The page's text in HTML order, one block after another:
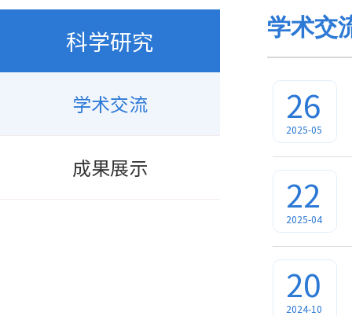
科学研究
学术交流
成果展示
学术交
26
2025-05
22
2025-04
20
2024-10